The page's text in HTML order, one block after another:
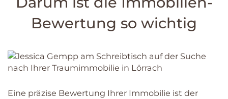
Bewertung so wichtig
Eine präzise Bewertung Ihrer Immobilie ist der